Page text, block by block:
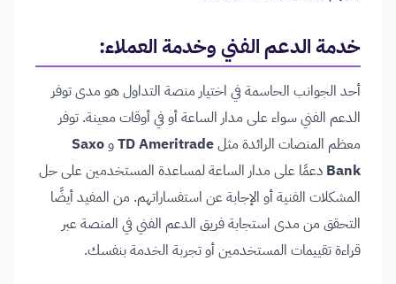
خدمة الدعم الفني وخدمة العملاء:
أحد الجوانب الحاسمة في اختيار منصة التداول هو مدى توفر
الدعم الفني سواء على مدار الساعة أو في أوقات معينة. توفر
معظم المنصات الرائدة مثلTD AmeritradeوSaxo
Bank دعمًا على مدار الساعة لمساعدة المستخدمين على حل
المشكلات الفنية أو الإجابة عن استفساراتهم. من المفيد أيضًا
التحقق من مدى استجابة فريق الدعم الفني في المنصة عبر
قراءة تقييمات المستخدمين أو تجربة الخدمة بنفسك.